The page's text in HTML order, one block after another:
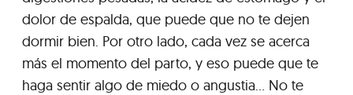
dolor de espalda, que puede que no te dejen
dormir bien. Por otro lado, cada vez se acerca
más el momento del parto, y eso puede que te
haga sentir algo de miedo o angustia... No te